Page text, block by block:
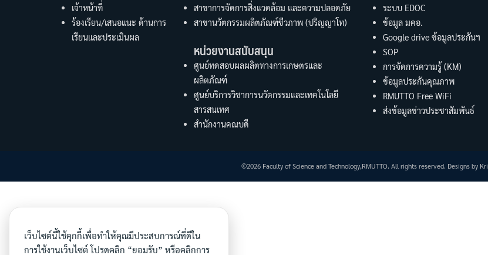
เจ้าหน้าที่
ร้องเรียน/เสนอแนะ ด้านการ
เรียนและประเมินผล
สาขาการจัดการสิ่งแวดล้อม และความปลอดภัย
สาขานวัตกรรมผลิตภัณฑ์ชีวภาพ (ปริญญาโท)
หน่วยงานสนับสนุน
ศูนย์ทดสอบผลผลิตทางการเกษตรและ
ผลิตภัณฑ์
ศูนย์บริการวิชาการนวัตกรรมและเทคโนโลยี
สารสนเทศ
สำนักงานคณบดี
ระบบ EDOC
ข้อมูล มคอ.
Google drive ข้อมูลประกันฯ
SOP
การจัดการความรู้ (KM)
ข้อมูลประกันคุณภาพ
RMUTTO Free WiFi
ส่งข้อมูลข่าวประชาสัมพันธ์
©2026 Faculty of Science and Technology,RMUTTO. All rights reserved. Designs by
เว็บไซต์นี้ใช้คุกกี้เพื่อทำให้คุณมีประสบการณ์ที่ดีใน
การใช้งานเว็บไซต์ โปรดคลิก “ยอมรับ” หรือคลิกการ